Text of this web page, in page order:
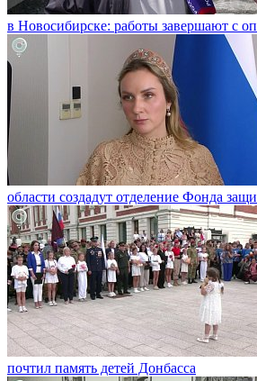
в Новосибирске: работы завершают с
области создадут отделение Фонда
почтил память детей Донбасса